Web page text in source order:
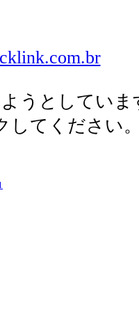
うとしていま
してください